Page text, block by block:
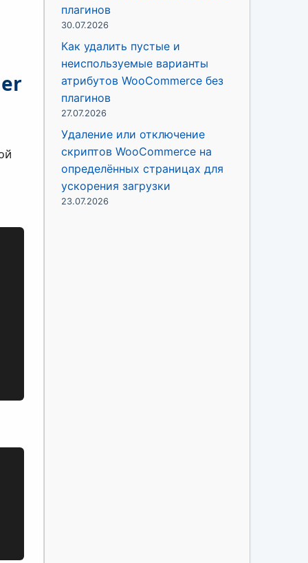
плагинов
30.07.2026
Как удалить пустые и
неиспользуемые варианты
атрибутов WooCommerce без
плагинов
27.07.2026
Удаление или отключение
скриптов WooCommerce на
определённых страницах для
ускорения загрузки
23.07.2026